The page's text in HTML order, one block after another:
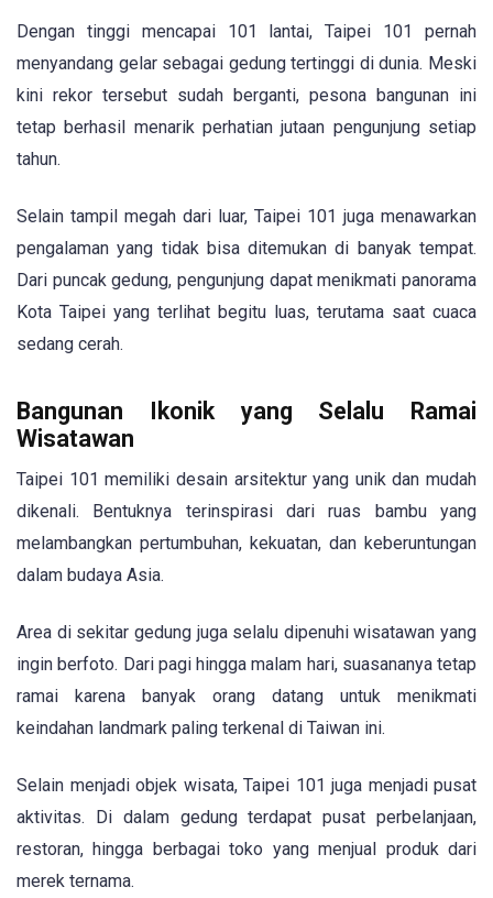
Dengan tinggi mencapai 101 lantai, Taipei 101 pernah
menyandang gelar sebagai gedung tertinggi di dunia. Meski
kini rekor tersebut sudah berganti, pesona bangunan ini
tetap berhasil menarik perhatian jutaan pengunjung setiap
tahun.
Selain tampil megah dari luar, Taipei 101 juga menawarkan
pengalaman yang tidak bisa ditemukan di banyak tempat.
Dari puncak gedung, pengunjung dapat menikmati panorama
Kota Taipei yang terlihat begitu luas, terutama saat cuaca
sedang cerah.
Bangunan Ikonik yang Selalu Ramai
Wisatawan
Taipei 101 memiliki desain arsitektur yang unik dan mudah
dikenali. Bentuknya terinspirasi dari ruas bambu yang
melambangkan pertumbuhan, kekuatan, dan keberuntungan
dalam budaya Asia.
Area di sekitar gedung juga selalu dipenuhi wisatawan yang
ingin berfoto. Dari pagi hingga malam hari, suasananya tetap
ramai karena banyak orang datang untuk menikmati
keindahan landmark paling terkenal di Taiwan ini.
Selain menjadi objek wisata, Taipei 101 juga menjadi pusat
aktivitas. Di dalam gedung terdapat pusat perbelanjaan,
restoran, hingga berbagai toko yang menjual produk dari
merek ternama.